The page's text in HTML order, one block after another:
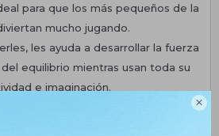

para que los más pequeños de la
mucho jugando.
les ayuda a desarrollar la fuerza
equilibrio mientras usan toda su
e imaginación.